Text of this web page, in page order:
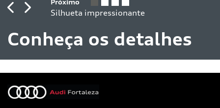
Conheça os detalhes